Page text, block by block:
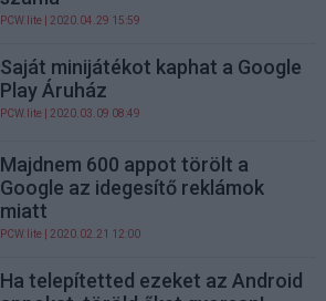
PCW.lite | 2020.04.29 15:59
Saját minijátékot kaphat a Google
Play Áruház
PCW.lite | 2020.03.09 08:49
Majdnem 600 appot törölt a
Google az idegesítő reklámok
miatt
PCW.lite | 2020.02.21 12:00
Ha telepítetted ezeket az Android